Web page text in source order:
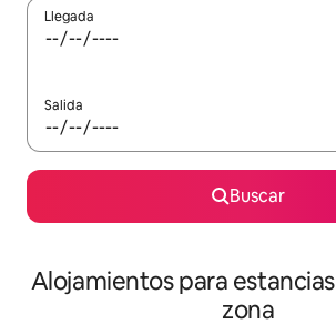
Llegada
Salida
Buscar
Alojamientos para
zona